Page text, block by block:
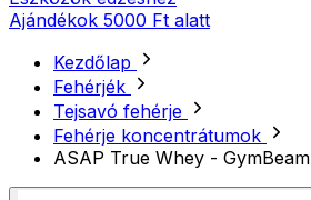
Ajándékok 5000 Ft alatt
Kezdőlap
Fehérjék
Tejsavó fehérje
Fehérje koncentrátumok
ASAP True Whey - GymBeam